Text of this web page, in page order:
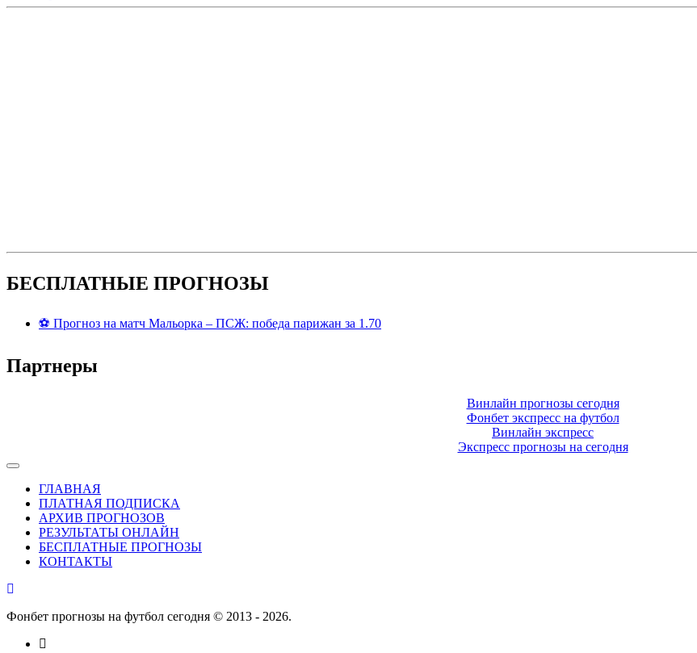
БЕСПЛАТНЫЕ ПРОГНОЗЫ
⚽ Прогноз на матч Мальорка – ПСЖ: победа парижан за 1.70
Партнеры
Винлайн прогнозы сегодня
Фонбет экспресс на футбол
Винлайн экспресс
Экспресс прогнозы на сегодня
ГЛАВНАЯ
ПЛАТНАЯ ПОДПИСКА
АРХИВ ПРОГНОЗОВ
РЕЗУЛЬТАТЫ ОНЛАЙН
БЕСПЛАТНЫЕ ПРОГНОЗЫ
КОНТАКТЫ
Фонбет прогнозы на футбол сегодня © 2013 - 2026.